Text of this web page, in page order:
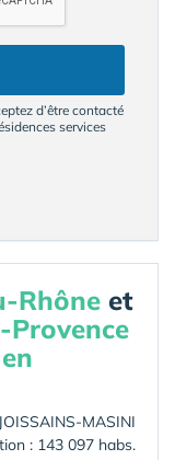
d’être contacté
services
Rhône et
Provence
MASINI
: 143 097 habs.